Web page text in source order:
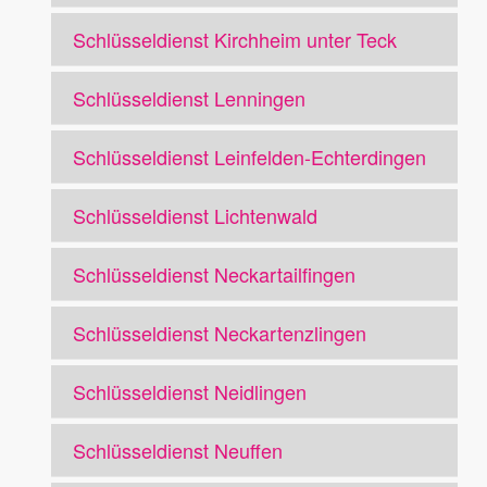
Schlüsseldienst Kirchheim unter Teck
Schlüsseldienst Lenningen
Schlüsseldienst Leinfelden-Echterdingen
Schlüsseldienst Lichtenwald
Schlüsseldienst Neckartailfingen
Schlüsseldienst Neckartenzlingen
Schlüsseldienst Neidlingen
Schlüsseldienst Neuffen